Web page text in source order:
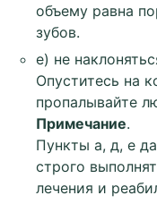
объему равна
зубов.
е) не
Опуститесь на
пропалывайте
Примечание.
Пункты а, д, е
строго
лечения и